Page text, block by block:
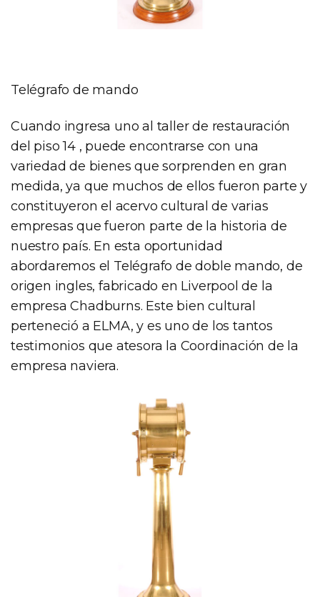
Telégrafo de mando
Cuando ingresa uno al taller de restauración
del piso 14 , puede encontrarse con una
variedad de bienes que sorprenden en gran
medida, ya que muchos de ellos fueron parte y
constituyeron el acervo cultural de varias
empresas que fueron parte de la historia de
nuestro país. En esta oportunidad
abordaremos el Telégrafo de doble mando, de
origen ingles, fabricado en Liverpool de la
empresa Chadburns. Este bien cultural
perteneció a ELMA, y es uno de los tantos
testimonios que atesora la Coordinación de la
empresa naviera.